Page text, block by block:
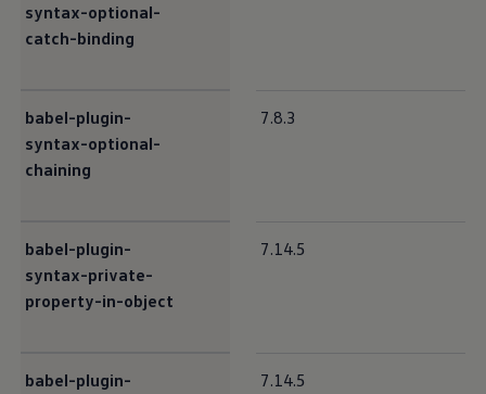
syntax-optional-
catch-binding
babel-plugin-
syntax-optional-
chaining
7.8.3
babel-plugin-
syntax-private-
property-in-object
7.14.5
babel-plugin-
7.14.5